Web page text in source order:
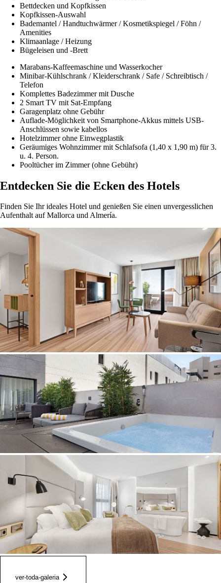
Bettdecken und Kopfkissen
Kopfkissen-Auswahl
Bademantel / Handtuchwärmer / Kosmetikspiegel / Föhn /
Amenities
Klimaanlage / Heizung
Bügeleisen und -Brett
Marabans-Kaffeemaschine und Wasserkocher
Minibar-Kühlschrank / Kleiderschrank / Safe / Schreibtisch /
Telefon
Komplettes Badezimmer mit Dusche
2 Smart TV mit Sat-Empfang
Garagenplatz ohne Gebühr
Auflade-Möglichkeit von Smartphone-Akkus mittels USB-
Anschlüssen sowie kabellos
Hotelzimmer ohne Einwegplastik
Geräumiges Wohnzimmer mit Schlafsofa (1,40 x 1,90 m) für 3.
u. 4. Person.
Pooltücher im Zimmer (ohne Gebühr)
Entdecken Sie die Ecken des Hotels
Finden Sie Ihr ideales Hotel und genießen Sie einen unvergesslichen
Aufenthalt auf Mallorca und Almería.
ver-toda-galeria